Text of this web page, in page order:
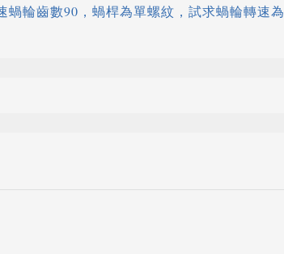
輪齒數90，蝸桿為單螺紋，試求蝸輪轉速為